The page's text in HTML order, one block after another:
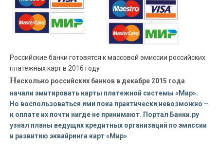
Российские банки готовятся к массовой эмиссии российских
платежных карт в 2016 году
Несколько российских банков в декабре 2015 года
начали эмитировать карты платежной системы «Мир».
Но воспользоваться ими пока практически невозможно –
к оплате их почти нигде не принимают. Портал Банки.ру
узнал планы ведущих кредитных организаций по эмиссии
и развитию эквайринга карт «Мир»